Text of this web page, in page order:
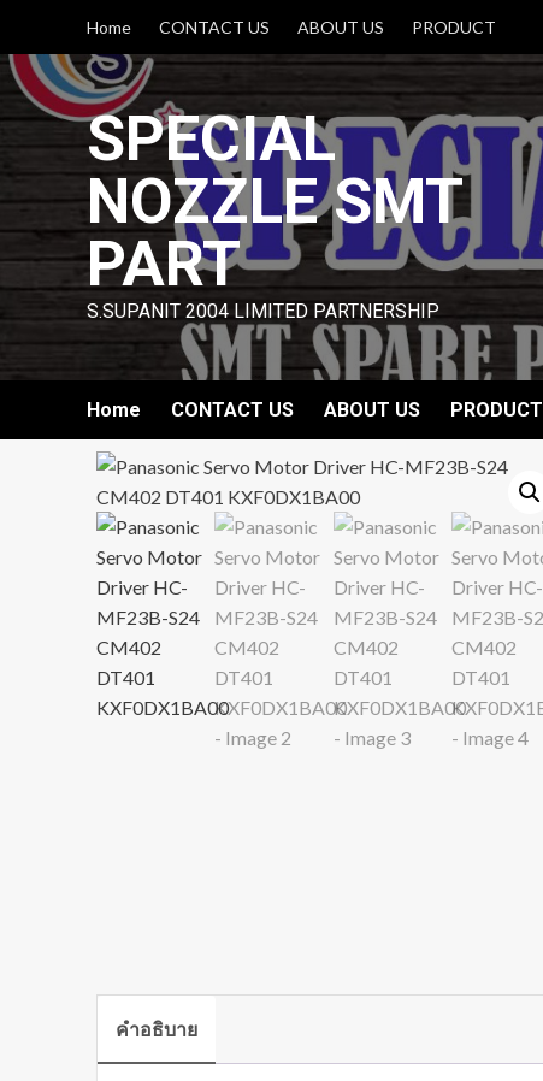
content
Home CONTACT US ABOUT US PRODUCT
SPECIAL
NOZZLE SMT
PART
S.SUPANIT 2004 LIMITED PARTNERSHIP
Home CONTACT US ABOUT US PRODUCT
คำอธิบาย